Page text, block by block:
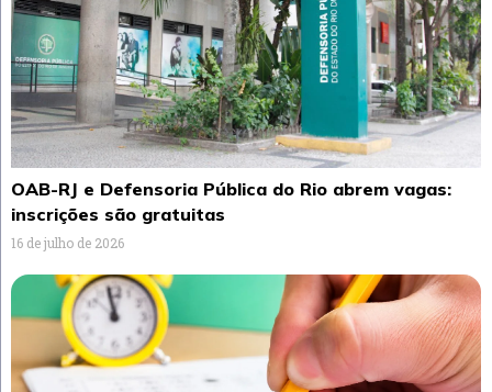
OAB-RJ e Defensoria Pública do Rio abrem vagas:
inscrições são gratuitas
16 de julho de 2026